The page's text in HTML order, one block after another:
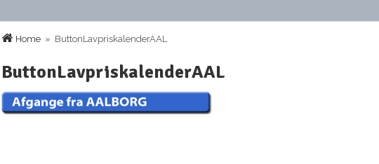
Home » ButtonLavpriskalenderAAL
ButtonLavpriskalenderAAL